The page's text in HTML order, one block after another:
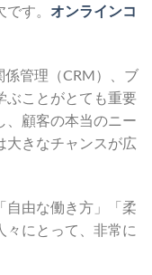
す。 オンラインコ
係管理（CRM）、ブ
ぶことがとても重要
、顧客の本当のニー
大きなチャンスが広
自由な働き方」「柔
々にとって、非常に